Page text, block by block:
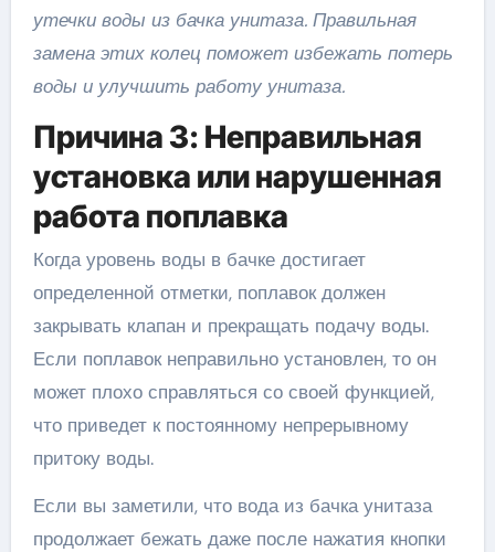
утечки воды из бачка унитаза. Правильная
замена этих колец поможет избежать потерь
воды и улучшить работу унитаза.
Причина 3: Неправильная
установка или нарушенная
работа поплавка
Когда уровень воды в бачке достигает
определенной отметки, поплавок должен
закрывать клапан и прекращать подачу воды.
Если поплавок неправильно установлен, то он
может плохо справляться со своей функцией,
что приведет к постоянному непрерывному
притоку воды.
Если вы заметили, что вода из бачка унитаза
продолжает бежать даже после нажатия кнопки